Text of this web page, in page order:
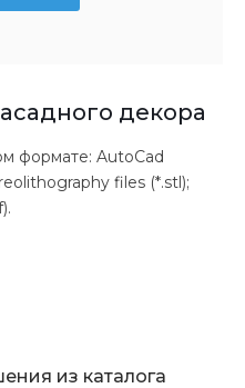
декора
формате: AutoCad
files (*.stl);
из каталога